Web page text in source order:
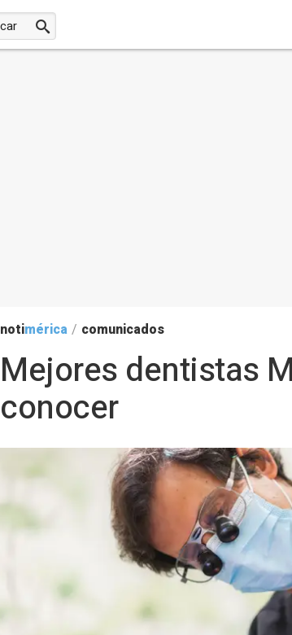
notimérica / comunicados
Mejores dentistas
conocer